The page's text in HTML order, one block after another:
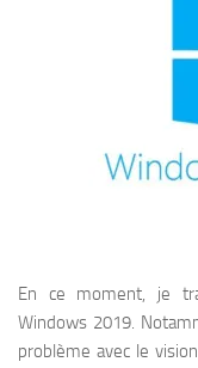
En ce moment, je
Windows 2019.
problème avec le